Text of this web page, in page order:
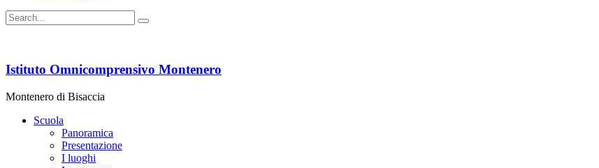
Istituto Omnicomprensivo Montenero
Montenero di Bisaccia
Scuola
Panoramica
Presentazione
I luoghi